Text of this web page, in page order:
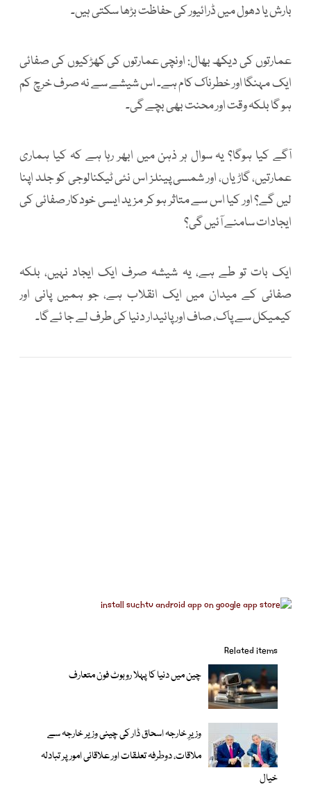
بارش یا دھول میں ڈرائیور کی حفاظت بڑھا سکتی ہیں۔
عمارتوں کی دیکھ بھال: اونچی عمارتوں کی کھڑکیوں کی صفائی
ایک مہنگا اور خطرناک کام ہے۔ اس شیشے سے نہ صرف خرچ کم
ہو گا بلکہ وقت اور محنت بھی بچے گی۔
آگے کیا ہوگا؟ یہ سوال ہر ذہن میں ابھر رہا ہے کہ کیا ہماری
عمارتیں، گاڑیاں، اور شمسی پینلز اس نئی ٹیکنالوجی کو جلد اپنا
لیں گے؟ اور کیا اس سے متاثر ہو کر مزید ایسی خودکار صفائی کی
ایجادات سامنے آئیں گی؟
ایک بات تو طے ہے، یہ شیشہ صرف ایک ایجاد نہیں، بلکہ
صفائی کے میدان میں ایک انقلاب ہے، جو ہمیں پانی اور
کیمیکل سے پاک، صاف اور پائیدار دنیا کی طرف لے جا ئے گا۔
Related items
چین میں دنیا کا پہلا روبوٹ فون متعارف
وزیرِ خارجہ اسحاق ڈار کی چینی وزیر خارجہ سے
ملاقات، دوطرفہ تعلقات اور علاقائی امور پر تبادلہ
خیال